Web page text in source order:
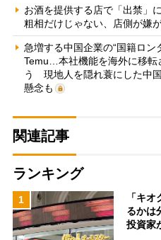
お酒を提供する店で「出禁
粗相だけじゃない、店側が嫌
急増する中国企業の“国籍ロン
Temu…本社機能を海外に移転
う 現地人を隠れ蓑にした中
懸念も
関連記事
ランキング
1
「キ
るかは
投資家